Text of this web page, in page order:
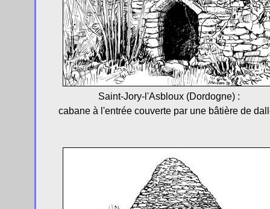
Saint-Jory-l'Asbloux (Dordogne) :
cabane à l'entrée couverte par une bâtière de